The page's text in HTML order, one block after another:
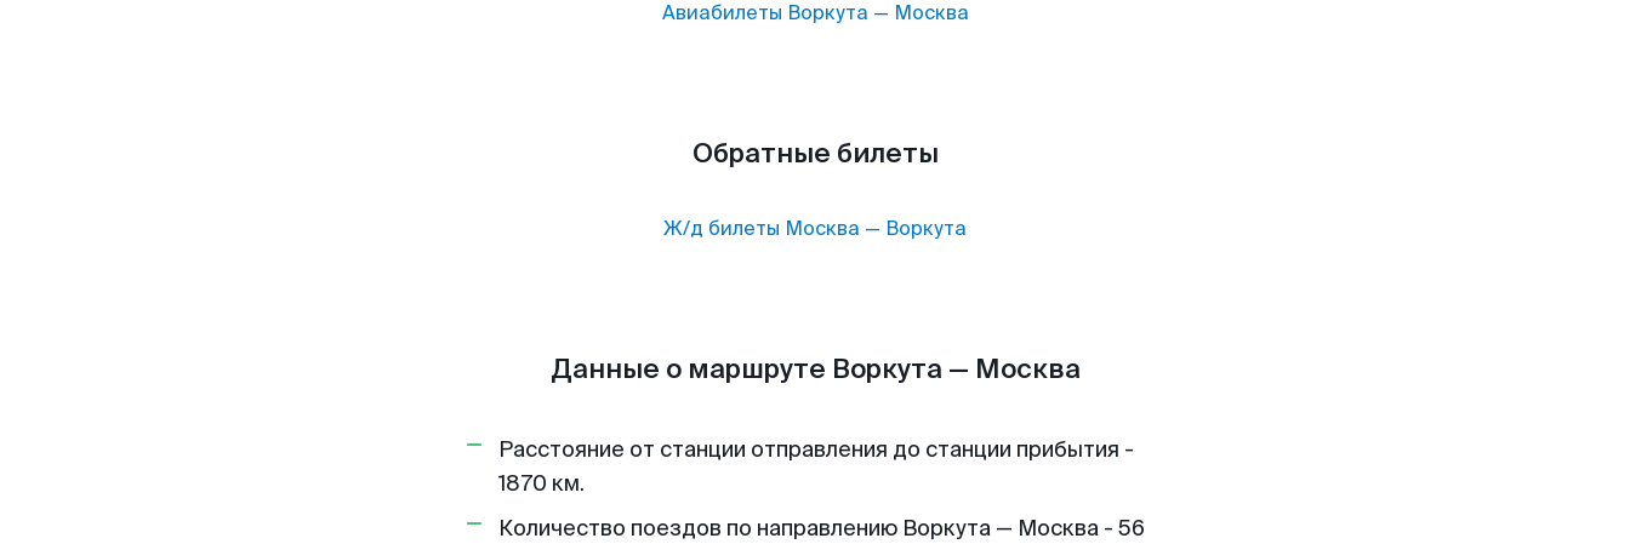
Авиабилеты Воркута — Москва
Обратные билеты
Ж/д билеты Москва — Воркута
Данные о маршруте Воркута — Москва
Расстояние от станции отправления до станции прибытия -
1870 км.
Количество поездов по направлению Воркута — Москва - 56